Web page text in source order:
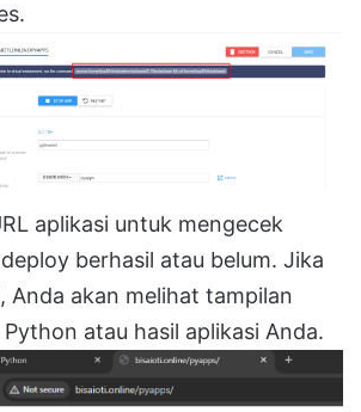
aplikasi untuk mengecek
berhasil atau belum. Jika
Anda akan melihat tampilan
atau hasil aplikasi Anda.